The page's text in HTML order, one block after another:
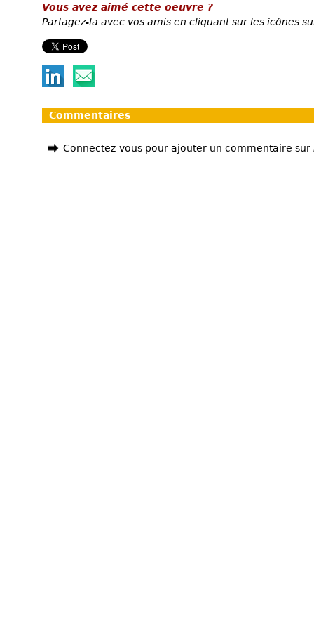
Vous avez aimé cette oeuvre ?
Partagez-la avec vos amis en cliquant sur les icônes
Commentaires
Connectez-vous pour ajouter un commentaire sur